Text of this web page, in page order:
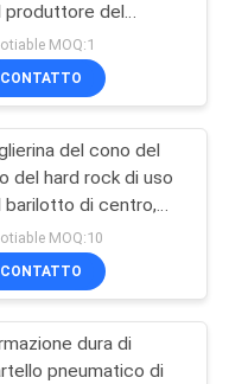
foro
produttore del
del dente del
a rulli 19 1/2»
MOQ:1
CONTATTO
del cono del
del hard rock di uso
barilotto di centro,
sigillato per
di perforazione
perforazione a
MOQ:10
CONTATTO
dura di
pneumatico di